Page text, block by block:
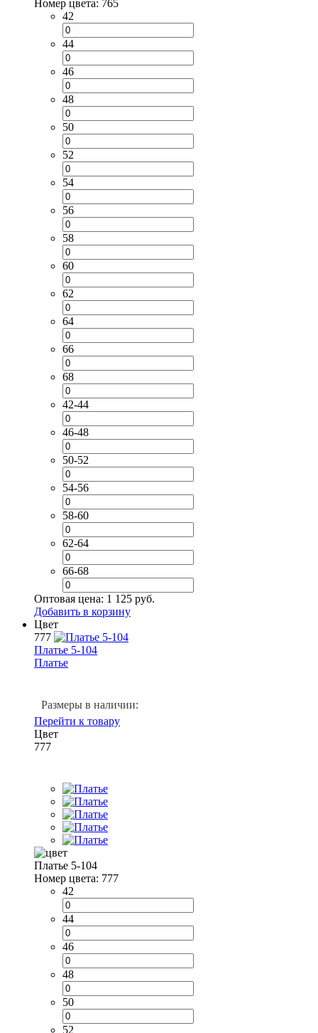
Номер цвета: 765
42
44
46
48
50
52
54
56
58
60
62
64
66
68
42-44
46-48
50-52
54-56
58-60
62-64
66-68
Оптовая цена: 1 125 руб.
Добавить в корзину
Цвет
777
Платье 5-104
Платье
Размеры в наличии:
Перейти к товару
Цвет
777
Платье 5-104
Номер цвета: 777
42
44
46
48
50
52